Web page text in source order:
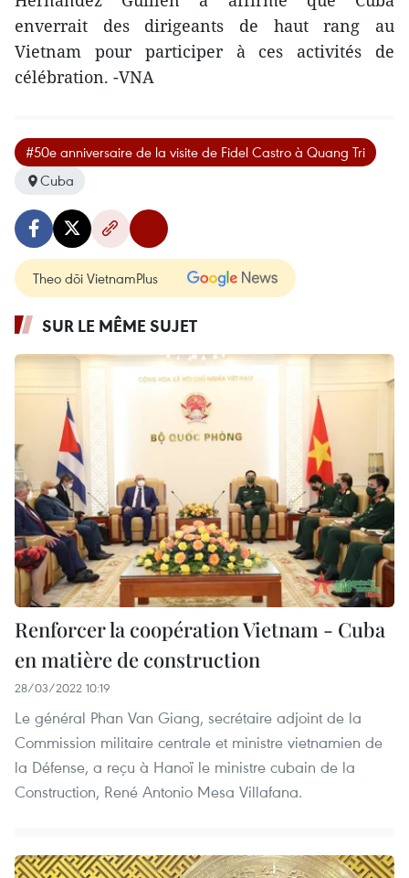
enverrait des dirigeants de haut rang au
Vietnam pour participer à ces activités de
célébration. -VNA
#50e anniversaire de la visite de Fidel Castro à Quang Tri
Cuba
Theo dõi VietnamPlus
SUR LE MÊME SUJET
Renforcer la coopération Vietnam - Cuba
en matière de construction
28/03/2022 10:19
Le général Phan Van Giang, secrétaire adjoint de la
Commission militaire centrale et ministre vietnamien de
la Défense, a reçu à Hanoï le ministre cubain de la
Construction, René Antonio Mesa Villafana.